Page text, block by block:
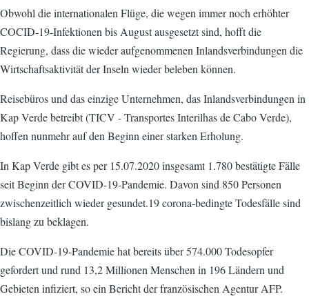
Obwohl die internationalen Flüge, die wegen immer noch erhöhter
COCID-19-Infektionen bis August ausgesetzt sind, hofft die
Regierung, dass die wieder aufgenommenen Inlandsverbindungen die
Wirtschaftsaktivität der Inseln wieder beleben können.
Reisebüros und das einzige Unternehmen, das Inlandsverbindungen in
Kap Verde betreibt (TICV - Transportes Interilhas de Cabo Verde),
hoffen nunmehr auf den Beginn einer starken Erholung.
In Kap Verde gibt es per 15.07.2020 insgesamt 1.780 bestätigte Fälle
seit Beginn der COVID-19-Pandemie. Davon sind 850 Personen
zwischenzeitlich wieder gesundet.19 corona-bedingte Todesfälle sind
bislang zu beklagen.
Die COVID-19-Pandemie hat bereits über 574.000 Todesopfer
gefordert und rund 13,2 Millionen Menschen in 196 Ländern und
Gebieten infiziert, so ein Bericht der französischen Agentur AFP.